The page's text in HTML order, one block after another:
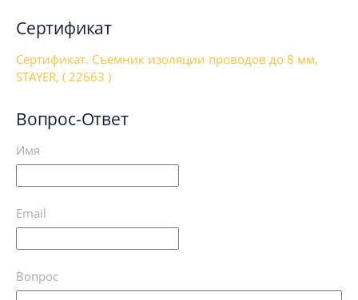
Сертификат
Сертификат. Съемник изоляции проводов до 8 мм,
STAYER, ( 22663 )
Вопрос-Ответ
Имя
Email
Вопрос